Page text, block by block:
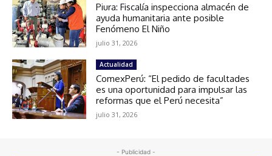
Piura: Fiscalía inspecciona almacén de
ayuda humanitaria ante posible
Fenómeno El Niño
julio 31, 2026
Actualidad
ComexPerú: “El pedido de facultades
es una oportunidad para impulsar las
reformas que el Perú necesita”
julio 31, 2026
- Publicidad -